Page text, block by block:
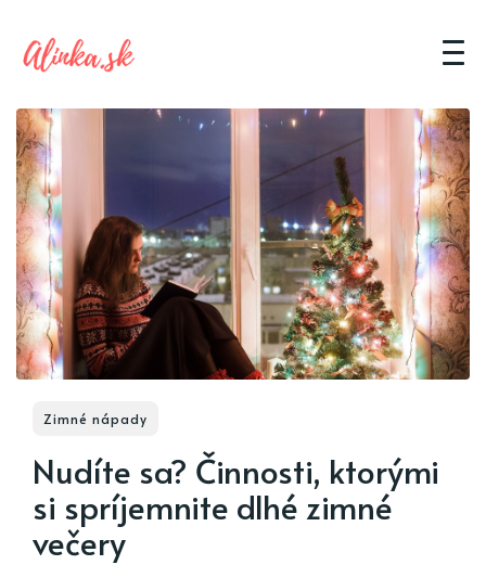
Zimné nápady
Nudíte sa? Činnosti, ktorými
si spríjemnite dlhé zimné
večery